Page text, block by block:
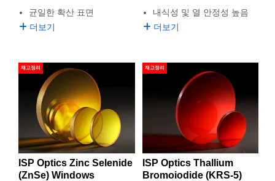
균일한 확산 표면
더보기
내식성 및 열 안정성 높음
더보기
재고정리
ISP Optics Zinc Selenide
(ZnSe) Windows
재고정리
ISP Optics Thallium
Bromoiodide (KRS-5)